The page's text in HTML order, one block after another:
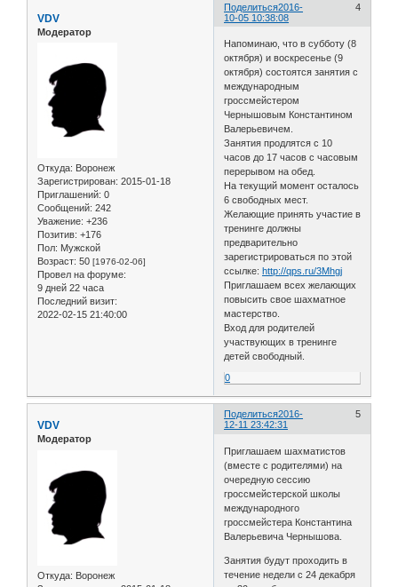
Поделиться 4
2016-
10-05 10:38:08
VDV
Модератор
Откуда: Воронеж
Зарегистрирован: 2015-01-18
Приглашений: 0
Сообщений: 242
Уважение: +236
Позитив: +176
Пол: Мужской
Возраст: 50 [1976-02-06]
Провел на форуме:
9 дней 22 часа
Последний визит:
2022-02-15 21:40:00
Напоминаю, что в субботу (8
октября) и воскресенье (9
октября) состоятся занятия с
международным
гроссмейстером
Чернышовым Константином
Валерьевичем.
Занятия продлятся с 10
часов до 17 часов с часовым
перерывом на обед.
На текущий момент осталось
6 свободных мест.
Желающие принять участие в
тренинге должны
предварительно
зарегистрироваться по этой
ссылке: http://qps.ru/3Mhgj
Приглашаем всех желающих
повысить свое шахматное
мастерство.
Вход для родителей
участвующих в тренинге
детей свободный.
0
Поделиться 5
2016-
12-11 23:42:31
VDV
Модератор
Откуда: Воронеж
Приглашаем шахматистов
(вместе с родителями) на
очередную сессию
гроссмейстерской школы
международного
гроссмейстера Константина
Валерьевича Чернышова.
Занятия будут проходить в
течение недели с 24 декабря